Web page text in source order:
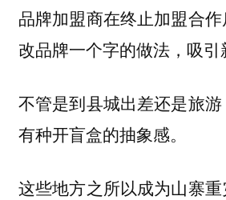
品牌加盟商在终止加盟合
改品牌一个字的做法， 吸引
不管是到县城出差还是旅
有种开盲盒的抽象感。
这些地方之所以成为山寨